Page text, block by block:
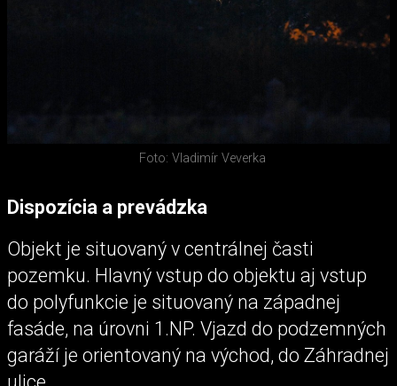
Foto: Vladimír Veverka
Dispozícia a prevádzka
Objekt je situovaný v centrálnej časti
pozemku. Hlavný vstup do objektu aj vstup
do polyfunkcie je situovaný na západnej
fasáde, na úrovni 1.NP. Vjazd do podzemných
garáží je orientovaný na východ, do Záhradnej